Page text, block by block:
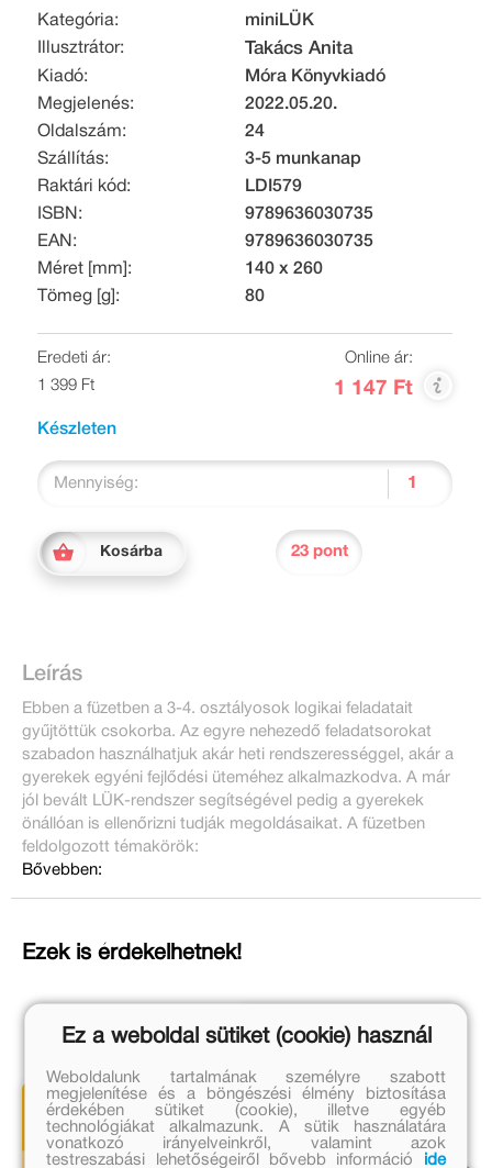
Kategória:
miniLÜK
Illusztrátor:
Takács Anita
Kiadó:
Móra Könyvkiadó
Megjelenés:
2022.05.20.
Oldalszám:
24
Szállítás:
3-5 munkanap
Raktári kód:
LDI579
ISBN:
9789636030735
EAN:
9789636030735
Méret [mm]:
140 x 260
Tömeg [g]:
80
Eredeti ár:
1 399 Ft
Online ár:
1 147 Ft
Készleten
Mennyiség:
Kosárba 23 pont
Leírás
Ebben a füzetben a 3-4. osztályosok logikai feladatait
gyűjtöttük csokorba. Az egyre nehezedő feladatsorokat
szabadon használhatjuk akár heti rendszerességgel, akár a
gyerekek egyéni fejlődési üteméhez alkalmazkodva. A már
jól bevált LÜK-rendszer segítségével pedig a gyerekek
önállóan is ellenőrizni tudják megoldásaikat. A füzetben
feldolgozott témakörök:
Bővebben:
Ezek is érdekelhetnek!
Ez a weboldal sütiket (cookie) használ
Weboldalunk tartalmának személyre szabott
megjelenítése és a böngészési élmény biztosítása
érdekében sütiket (cookie), illetve egyéb
technológiákat alkalmazunk. A sütik használatára
vonatkozó irányelveinkről, valamint azok
testreszabási lehetőségeiről bővebb információ
ide